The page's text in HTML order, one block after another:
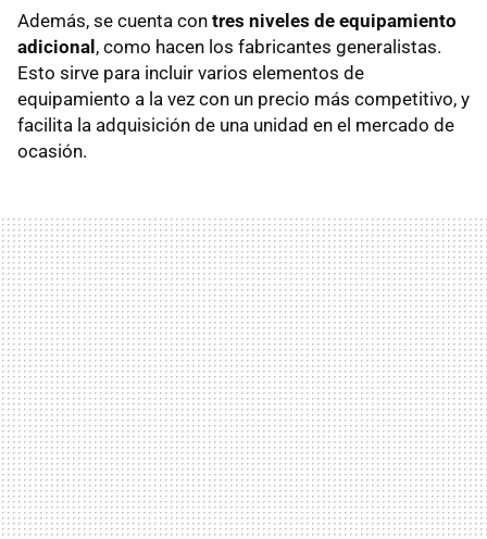
Además, se cuenta con tres niveles de equipamiento
adicional , como hacen los fabricantes generalistas.
Esto sirve para incluir varios elementos de
equipamiento a la vez con un precio más competitivo, y
facilita la adquisición de una unidad en el mercado de
ocasión.